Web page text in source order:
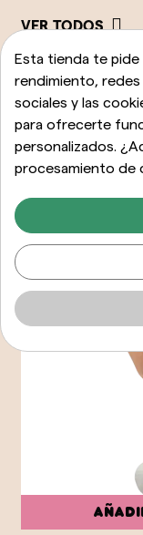
VER TODOS
Esta tienda te
rendimiento, redes
sociales y las
para ofrecerte
personalizados.
procesamiento de